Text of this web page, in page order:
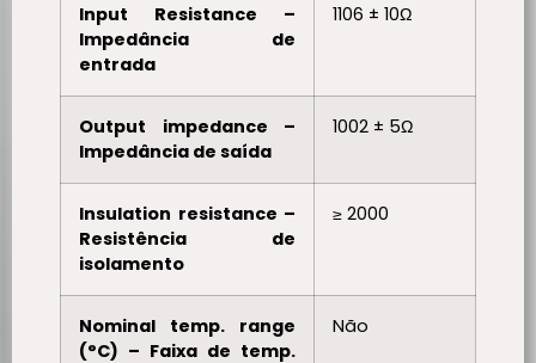
Input Resistance –
Impedância de
entrada
1106 ± 10Ω
Output impedance –
Impedância de saída
1002 ± 5Ω
Insulation resistance –
Resistência de
isolamento
≥ 2000
Nominal temp. range
(°C) – Faixa de temp.
Não